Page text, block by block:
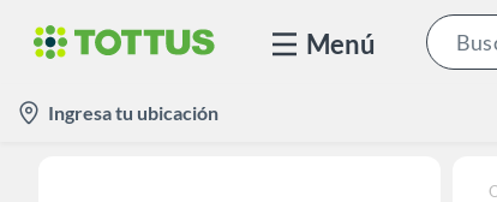
Menú
location-
icon
Ingresa tu ubicación